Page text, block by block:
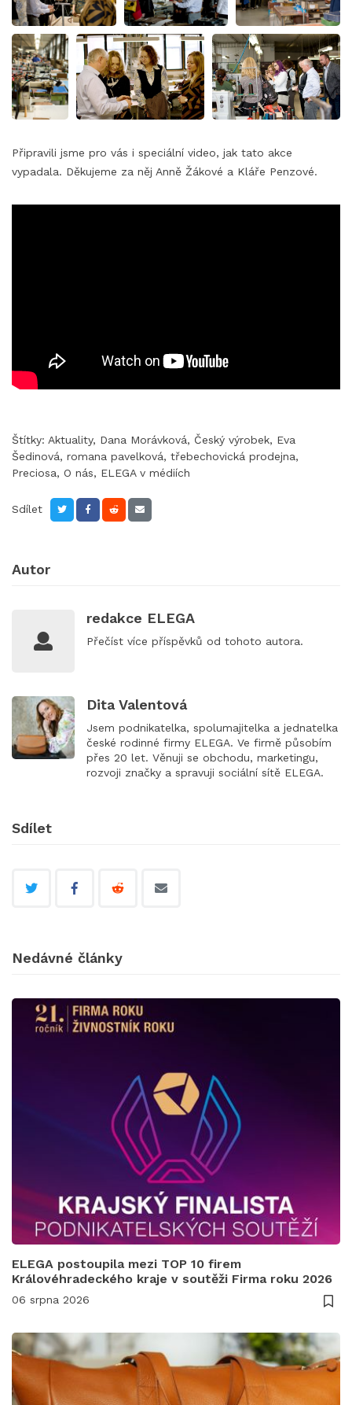
Připravili jsme pro vás i speciální video, jak tato akce
vypadala. Děkujeme za něj Anně Žákové a Kláře Penzové.
Štítky: Aktuality, Dana Morávková, Český výrobek, Eva
Šedinová, romana pavelková, třebechovická prodejna,
Preciosa, O nás, ELEGA v médiích
Sdílet
Autor
redakce ELEGA
Přečíst více příspěvků od tohoto autora.
Dita Valentová
Jsem podnikatelka, spolumajitelka a jednatelka
české rodinné firmy ELEGA. Ve firmě působím
přes 20 let. Věnuji se obchodu, marketingu,
rozvoji značky a spravuji sociální sítě ELEGA.
Sdílet
Nedávné články
ELEGA postoupila mezi TOP 10 firem
Královéhradeckého kraje v soutěži Firma roku 2026
06 srpna 2026